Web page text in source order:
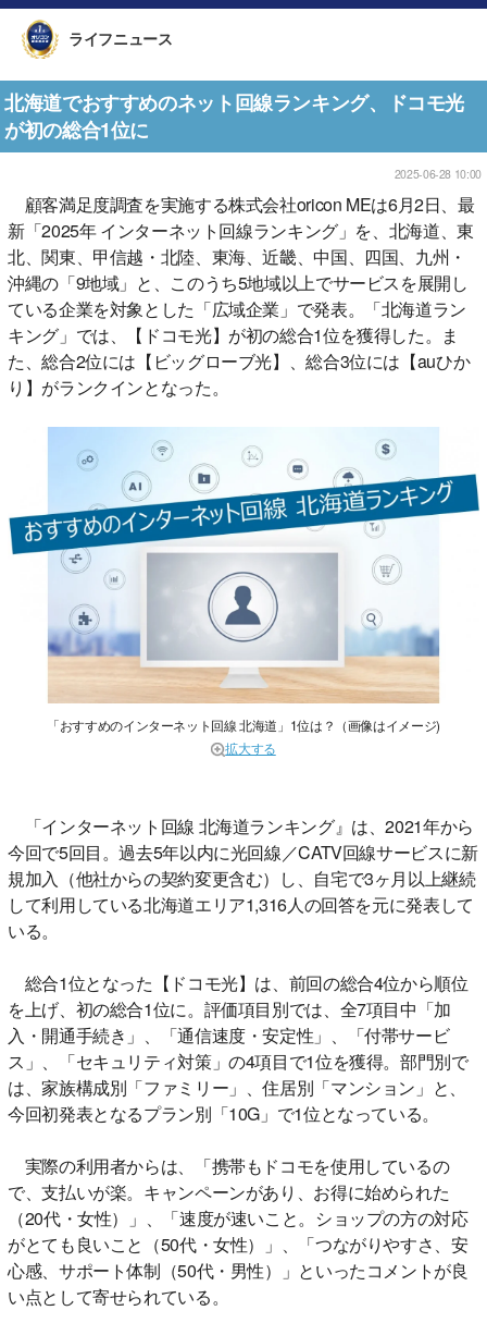
ライフニュース
北海道でおすすめのネット回線ランキング、ドコモ光
が初の総合1位に
2025-06-28 10:00
顧客満足度調査を実施する株式会社oricon MEは6月2日、最
新「2025年 インターネット回線ランキング」を、北海道、東
北、関東、甲信越・北陸、東海、近畿、中国、四国、九州・
沖縄の「9地域」と、このうち5地域以上でサービスを展開し
ている企業を対象とした「広域企業」で発表。「北海道ラン
キング」では、【ドコモ光】が初の総合1位を獲得した。ま
た、総合2位には【ビッグローブ光】、総合3位には【auひか
り】がランクインとなった。
「おすすめのインターネット回線 北海道」1位は？（画像はイメージ)
拡大する
「インターネット回線 北海道ランキング』は、2021年から
今回で5回目。過去5年以内に光回線／CATV回線サービスに新
規加入（他社からの契約変更含む）し、自宅で3ヶ月以上継続
して利用している北海道エリア1,316人の回答を元に発表して
いる。
総合1位となった【ドコモ光】は、前回の総合4位から順位
を上げ、初の総合1位に。評価項目別では、全7項目中「加
入・開通手続き」、「通信速度・安定性」、「付帯サービ
ス」、「セキュリティ対策」の4項目で1位を獲得。部門別で
は、家族構成別「ファミリー」、住居別「マンション」と、
今回初発表となるプラン別「10G」で1位となっている。
実際の利用者からは、「携帯もドコモを使用しているの
で、支払いが楽。キャンペーンがあり、お得に始められた
（20代・女性）」、「速度が速いこと。ショップの方の対応
がとても良いこと（50代・女性）」、「つながりやすさ、安
心感、サポート体制（50代・男性）」といったコメントが良
い点として寄せられている。